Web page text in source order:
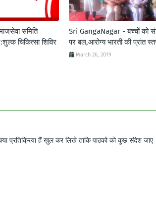
समिति
चिकित्सा शिविर
Sri GangaNagar - बच्चों को
पर बल,आरोग्य भारती की प्रांत
March 26, 2019
प्रतिक्रिया हैं खुल कर लिखे ताकि पाठको को कुछ संदेश जाए